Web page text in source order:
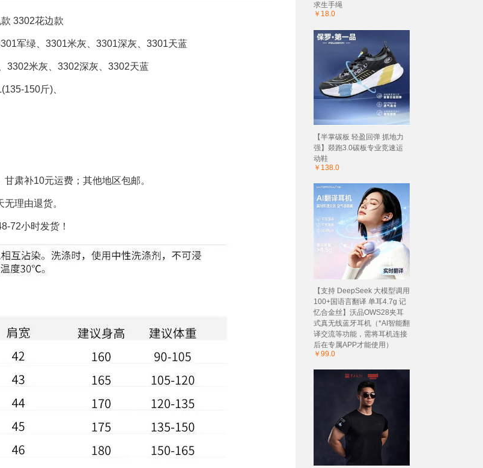
3302花边款
军绿、3301米灰、3301深灰、3301天蓝
3302米灰、3302深灰、3302天蓝
150斤)、
肃补10元运费；其他地区包邮。
理由退货。
72小时发货！
求生手绳
￥18.0
【半掌碳板 轻盈回弹 抓地力
强】燚跑3.0碳板专业竞速运
动鞋
￥138.0
【支持 DeepSeek 大模型调用
100+国语言翻译 单耳4.7g 记
忆合金丝】沃品OWS28夹耳
式真无线蓝牙耳机（*AI智能翻
译交流等功能，需将耳机连接
后在专属APP才能使用）
￥99.0